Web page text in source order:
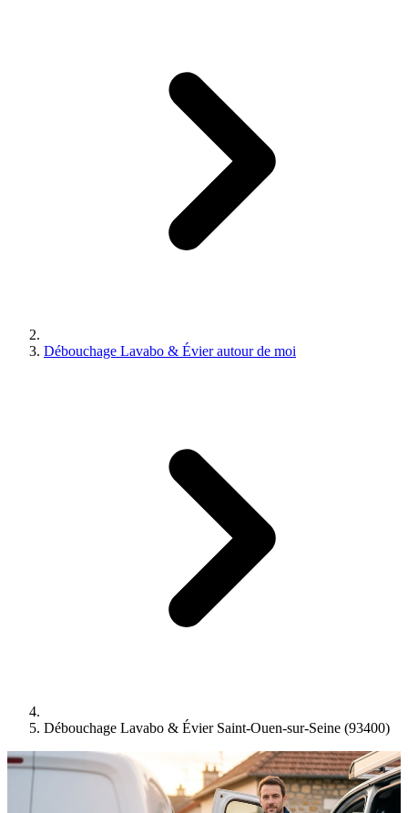
Débouchage Lavabo & Évier autour de moi
Débouchage Lavabo & Évier Saint-Ouen-sur-Seine (93400)